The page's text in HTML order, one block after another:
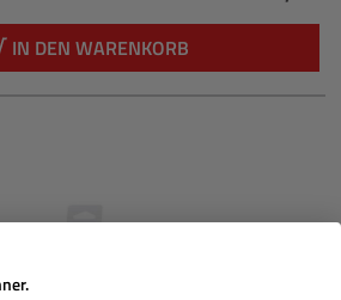
Regulärer
IN DEN WARENKORB